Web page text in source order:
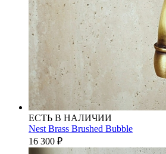
ЕСТЬ В НАЛИЧИИ
Nest Brass Brushed Bubble
16 300 ₽